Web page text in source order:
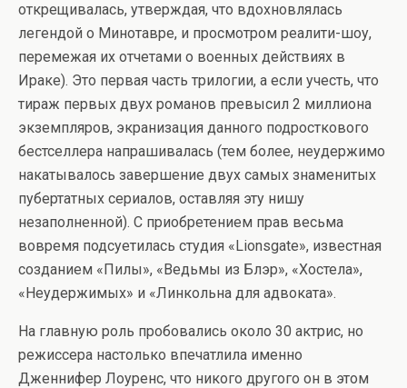
открещивалась, утверждая, что вдохновлялась
легендой о Минотавре, и просмотром реалити-шоу,
перемежая их отчетами о военных действиях в
Ираке). Это первая часть трилогии, а если учесть, что
тираж первых двух романов превысил 2 миллиона
экземпляров, экранизация данного подросткового
бестселлера напрашивалась (тем более, неудержимо
накатывалось завершение двух самых знаменитых
пубертатных сериалов, оставляя эту нишу
незаполненной). С приобретением прав весьма
вовремя подсуетилась студия «Lionsgate», известная
созданием «Пилы», «Ведьмы из Блэр», «Хостела»,
«Неудержимых» и «Линкольна для адвоката».
На главную роль пробовались около 30 актрис, но
режиссера настолько впечатлила именно
Дженнифер Лоуренс, что никого другого он в этом